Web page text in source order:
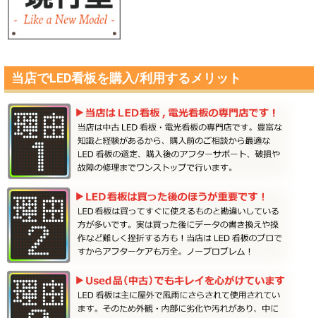
当店でLED看板を購入/利用するメリット